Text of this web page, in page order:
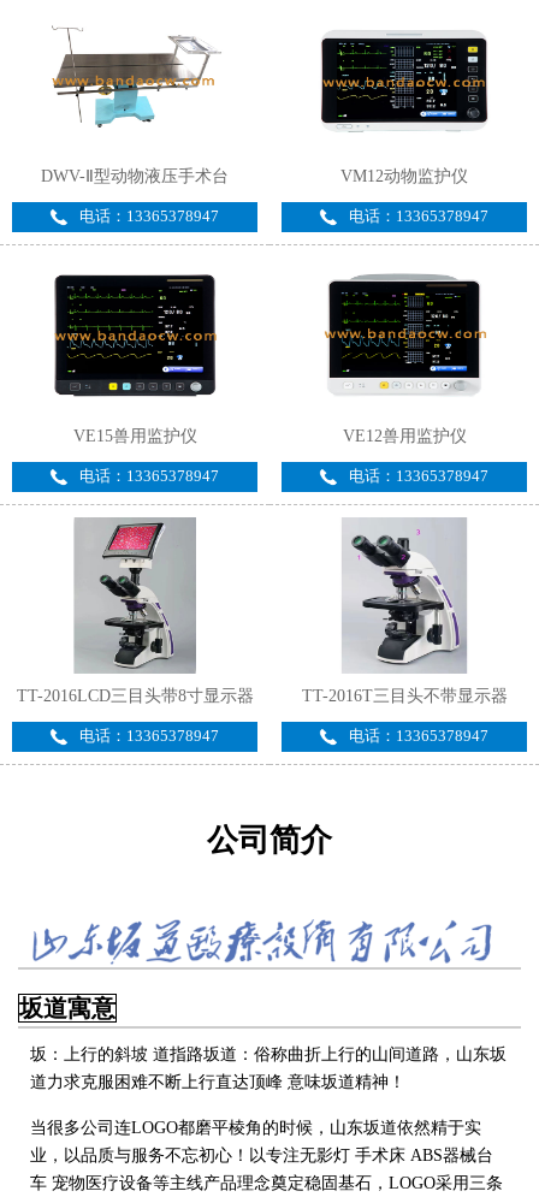
DWV-Ⅱ型动物液压手术台
电话：13365378947
VM12动物监护仪
电话：13365378947
VE15兽用监护仪
电话：13365378947
VE12兽用监护仪
电话：13365378947
TT-2016LCD三目头带8寸显示器
电话：13365378947
TT-2016T三目头不带显示器
电话：13365378947
公司简介
坂道寓意
坂：上行的斜坡 道指路坂道：俗称曲折上行的山间道路，山东坂
道力求克服困难不断上行直达顶峰 意味坂道精神！
当很多公司连LOGO都磨平棱角的时候，山东坂道依然精于实
业，以品质与服务不忘初心！以专注无影灯 手术床 ABS器械台
车 宠物医疗设备等主线产品理念奠定稳固基石，LOGO采用三条